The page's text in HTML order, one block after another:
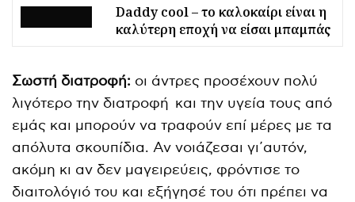
Daddy cool – το καλοκαίρι είναι η
καλύτερη εποχή να είσαι μπαμπάς
Σωστή διατροφή: οι άντρες προσέχουν πολύ
λιγότερο την διατροφή και την υγεία τους από
εμάς και μπορούν να τραφούν επί μέρες με τα
απόλυτα σκουπίδια. Αν νoιάζεσαι γι᾽αυτόν,
ακόμη κι αν δεν μαγειρεύεις, φρόντισε το
διαιτολόγιό του και εξήγησέ του ότι πρέπει να